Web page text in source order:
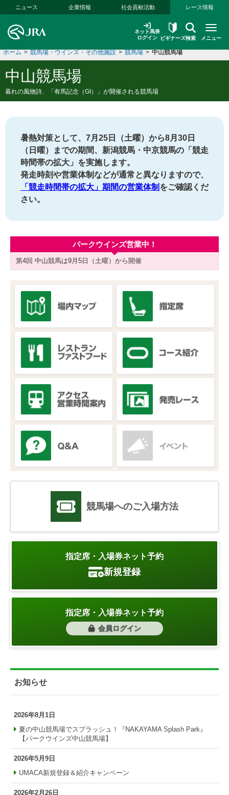
本文へ移動する
ニュース 企業情報 社会貢献活動 レース情報
ネット馬券
ログイン
ビギナーズ検索 メニュー
ホーム > 競馬場・ウインズ・その他施設 > 競馬場 > 中山競馬場
中山競馬場
暮れの風物詩、「有馬記念（GI）」が開催される競馬場
暑熱対策として、7月25日（土曜）から8月30日
（日曜）までの期間、新潟競馬・中京競馬の「競走
時間帯の拡大」を実施します。
発走時刻や営業体制などが通常と異なりますので、
「競走時間帯の拡大」期間の営業体制 をご確認くだ
さい。
パークウインズ営業中！
第4回 中山競馬は9月5日（土曜）から開催
競馬場へのご入場方法
指定席・入場券ネット予約
新規登録
指定席・入場券ネット予約
会員ログイン
お知らせ
2026年8月1日
夏の中山競馬場でスプラッシュ！『NAKAYAMA Splash Park』
【パークウインズ中山競馬場】
2026年5月9日
UMACA新規登録＆紹介キャンペーン
2026年2月26日